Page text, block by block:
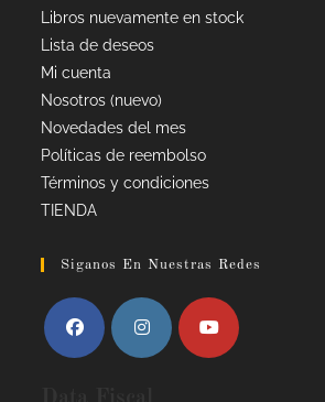
Libros nuevamente en stock
Lista de deseos
Mi cuenta
Nosotros (nuevo)
Novedades del mes
Políticas de reembolso
Términos y condiciones
TIENDA
Siganos En Nuestras Redes